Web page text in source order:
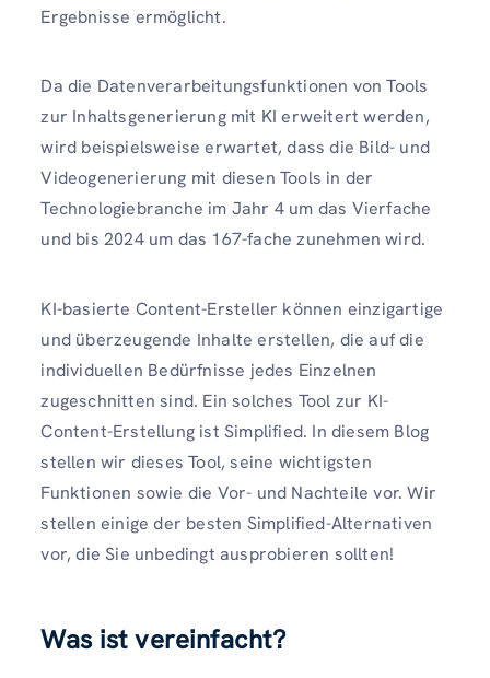
Ergebnisse ermöglicht.
Da die Datenverarbeitungsfunktionen von Tools
zur Inhaltsgenerierung mit KI erweitert werden,
wird beispielsweise erwartet, dass die Bild- und
Videogenerierung mit diesen Tools in der
Technologiebranche im Jahr 4 um das Vierfache
und bis 2024 um das 167-fache zunehmen wird.
KI-basierte Content-Ersteller können einzigartige
und überzeugende Inhalte erstellen, die auf die
individuellen Bedürfnisse jedes Einzelnen
zugeschnitten sind. Ein solches Tool zur KI-
Content-Erstellung ist Simplified. In diesem Blog
stellen wir dieses Tool, seine wichtigsten
Funktionen sowie die Vor- und Nachteile vor. Wir
stellen einige der besten Simplified-Alternativen
vor, die Sie unbedingt ausprobieren sollten!
Was ist vereinfacht?